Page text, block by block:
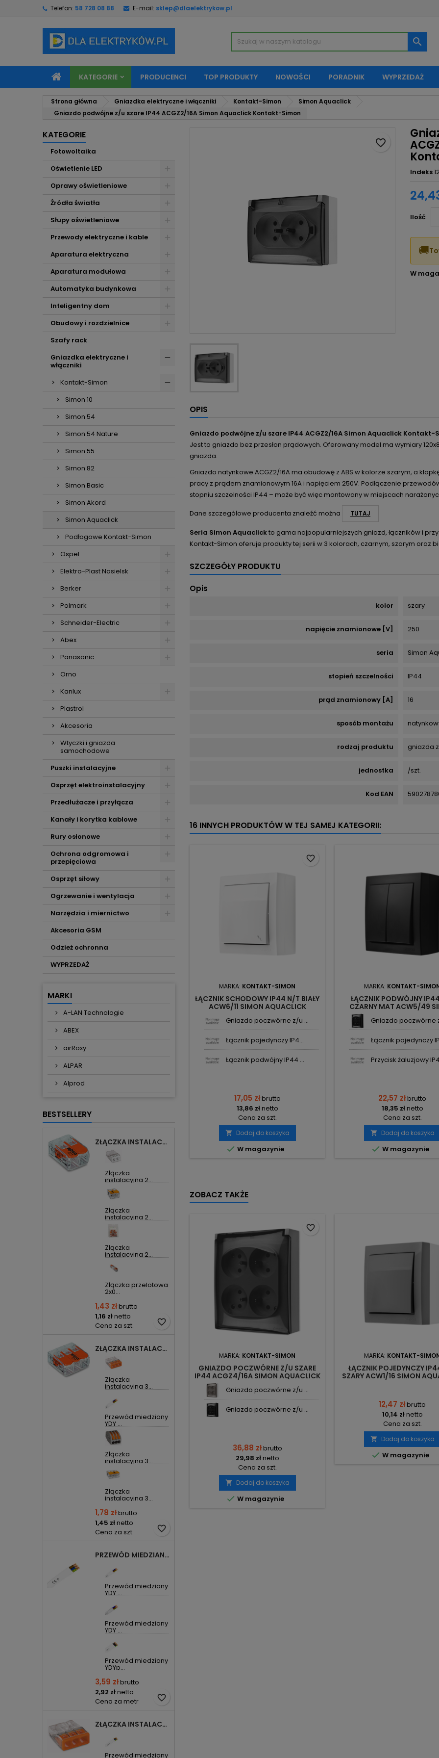
Telefon: 58 728 08 88 E-mail: sklep@dlaelektrykow.pl

KATEGORIE PRODUCENCI TOP PRODUKTY NOWOŚCI PORADNIK WYPRZEDAŻ
Strona główna Gniazdka elektryczne i włączniki Kontakt-Simon
Simon Aquaclick
Gniazdo podwójne z/u szare IP44 ACGZ2/16A Simon Aquaclick Kontakt-Simon
KATEGORIE
Fotowoltaika
Oświetlenie LED
Oprawy oświetleniowe
Źródła światła
Słupy oświetleniowe
Przewody elektryczne i kable
Aparatura elektryczna
Aparatura modułowa
Automatyka budynkowa
Inteligentny dom
Obudowy i rozdzielnice
Szafy rack
Gniazdka elektryczne i
włączniki
Kontakt-Simon
Simon 10
Simon 54
Simon 54 Nature
Simon 55
Simon 82
Simon Basic
Simon Akord
Simon Aquaclick
Podłogowe Kontakt-Simon
Ospel
Elektro-Plast Nasielsk
Berker
Polmark
Schneider-Electric
Abex
Panasonic
Orno
Kanlux
Plastrol
Akcesoria
Wtyczki i gniazda
samochodowe
Puszki instalacyjne
Osprzęt elektroinstalacyjny
Przedłużacze i przyłącza
Kanały i korytka kablowe
Rury osłonowe
Ochrona odgromowa i
przepięciowa
Osprzęt siłowy
Ogrzewanie i wentylacja
Narzędzia i miernictwo
Akcesoria GSM
Odzież ochronna
WYPRZEDAŻ
MARKI
A-LAN Technologie
ABEX
airRoxy
ALPAR
Alprod
BESTSELLERY
ZŁĄCZKA INSTALACYJNA 2X UNIWERSALNA COMPACT 221-412 WAGO
Złączka
instalacyjna 2...
Złączka
instalacyjna 2...
Złączka
instalacyjna 2...
Złączka przelotowa
2x0...
1,43 złbrutto
1,16 złnetto
Cena za szt.
favorite_border
ZŁĄCZKA INSTALACYJNA 3X UNIWERSALNA COMPACT 221-413 WAGO
Złączka
instalacyjna 3...
Przewód miedziany
YDY ...
Złączka
instalacyjna 3...
Złączka
instalacyjna 3...
1,78 złbrutto
1,45 złnetto
Cena za szt.
favorite_border
PRZEWÓD MIEDZIANY YDYP DRUT 3X1,5MM2 ŻO 450/750V
Przewód miedziany
YDY ...
Przewód miedziany
YDY ...
Przewód miedziany
YDYp...
3,59 złbrutto
2,92 złnetto
Cena za metr
favorite_border
ZŁĄCZKA INSTALACYJNA 3X COMPACT POMARAŃCZOWA 2273-203 WAGO
Przewód miedziany
Indeks
Ilość
favorite_border
🚚
W
OPIS
Gniazdo podwójne z/u szare IP44 ACGZ2/16A Simon Aquaclick Kontakt-
Jest to gniazdo bez przesłon prądowych. Oferowany model ma wymiary
gniazda.
Gniazdo natynkowe ACGZ2/16A ma obudowę z ABS w kolorze szarym, a
pracy z prądem znamionowym 16A i napięciem 250V. Podłączenie
stopniu szczelności IP44 – może być więc montowany w miejscach
Dane szczegółowe producenta znaleźć można
TUTAJ
Seria Simon Aquaclickto gama najpopularniejszych gniazd, łączników i
Kontakt-Simon oferuje produkty tej serii w 3 kolorach, czarnym, szarym oraz
SZCZEGÓŁY PRODUKTU
Opis
kolor szary
napięcie znamionowe [V] 250
seria Simon
stopień szczelności IP44
prąd znamionowy [A] 16
sposób montażu
rodzaj produktu gniazda
jednostka /szt.
Kod EAN
16 INNYCH PRODUKTÓW W TEJ SAMEJ KATEGORII:
MARKA: KONTAKT-SIMON
ŁĄCZNIK SCHODOWY IP44 N/T BIAŁY
ACW6/11 SIMON AQUACLICK
Gniazdo poczwórne z/u ...
Łącznik pojedynczy IP4...
Łącznik podwójny IP44 ...
17,05 złbrutto
13,86 złnetto
Cena za szt.
 Dodaj do koszyka
 W magazynie
favorite_border
MARKA: KONTAKT-
ŁĄCZNIK PODWÓJNY
CZARNY MAT ACW5/49
AQUACLICK KONTAKT-
Gniazdo poczwórne
Łącznik pojedynczy
Przycisk żaluzjowy
22,57 złbrutto
18,35 złnetto
Cena za szt.
 Dodaj do koszyka
 W magazynie
ZOBACZ TAKŻE
MARKA: KONTAKT-SIMON
GNIAZDO POCZWÓRNE Z/U SZARE
IP44 ACGZ4/16A SIMON AQUACLICK
Gniazdo poczwórne z/u ...
Gniazdo poczwórne z/u ...
36,88 złbrutto
29,98 złnetto
Cena za szt.
 Dodaj do koszyka
 W magazynie
favorite_border
MARKA: KONTAKT-
ŁĄCZNIK POJEDYNCZY
SZARY ACW1/16 SIMON
12,47 złbrutto
10,14 złnetto
Cena za szt.
 Dodaj do koszyka
 W magazynie
Moje listy życzeń
Utwórz nową listę
Utwórz listę życzeń
Zaloguj się
Musisz być zalogowany by zapisać produkty na swojej liście życzeń.